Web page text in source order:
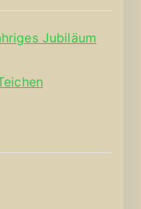
Jubiläum